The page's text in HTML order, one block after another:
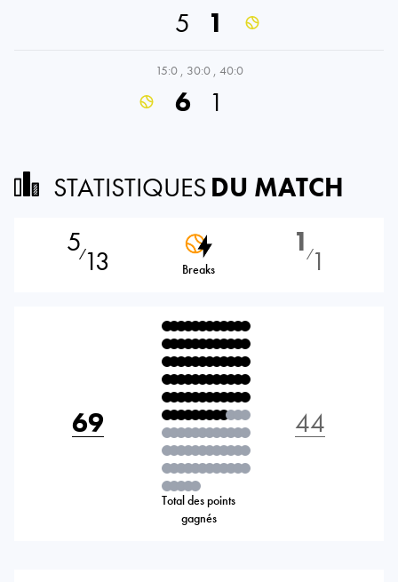
5 1
15:0 , 30:0 , 40:0
6 1
STATISTIQUES DU MATCH
5⁄13 Breaks
1 ⁄1
69
Total des points
gagnés
44